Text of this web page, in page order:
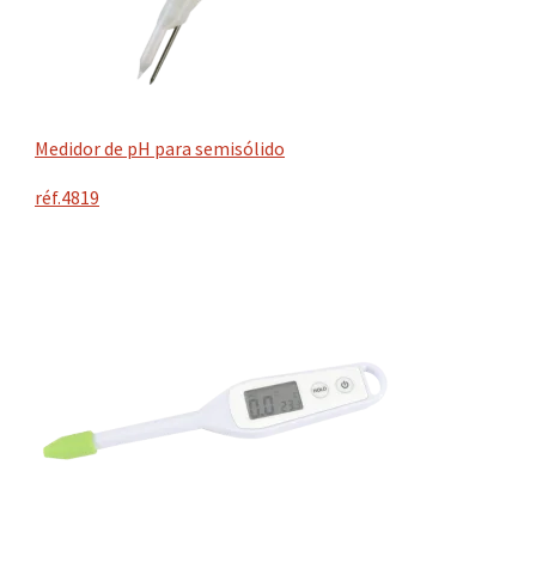
Medidor de pH para semisólido
réf.4819